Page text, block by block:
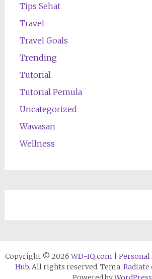
Tips Sehat
Travel
Travel Goals
Trending
Tutorial
Tutorial Pemula
Uncategorized
Wawasan
Wellness
Copyright © 2026WD-IQ.com |
Hub. All rights reserved. Tema: Radiate